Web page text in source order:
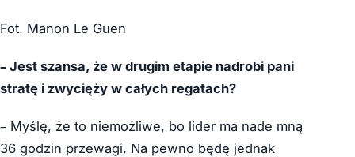
Fot. Manon Le Guen
– Jest szansa, że w drugim etapie nadrobi pani
stratę i zwycięży w całych regatach?
– Myślę, że to niemożliwe, bo lider ma nade mną
36 godzin przewagi. Na pewno będę jednak